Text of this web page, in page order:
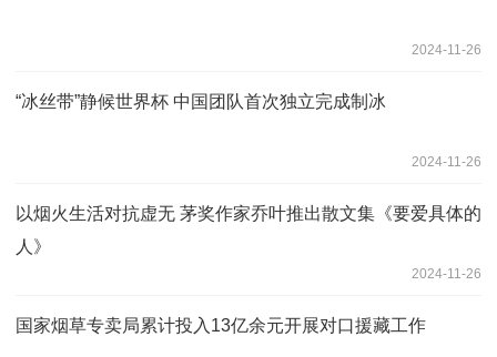
2024-11-26
“冰丝带”静候世界杯 中国团队首次独立完成制冰
2024-11-26
以烟火生活对抗虚无 茅奖作家乔叶推出散文集《要爱具体的
人》
2024-11-26
国家烟草专卖局累计投入13亿余元开展对口援藏工作